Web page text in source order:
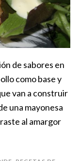
de sabores en
como base y
van a construir
una mayonesa
al amargor